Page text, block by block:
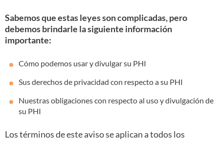
Sabemos que estas leyes son complicadas, pero
debemos brindarle la siguiente información
importante:
Cómo podemos usar y divulgar su PHI
Sus derechos de privacidad con respecto a su PHI
Nuestras obligaciones con respecto al uso y divulgación de
su PHI
Los términos de este aviso se aplican a todos los